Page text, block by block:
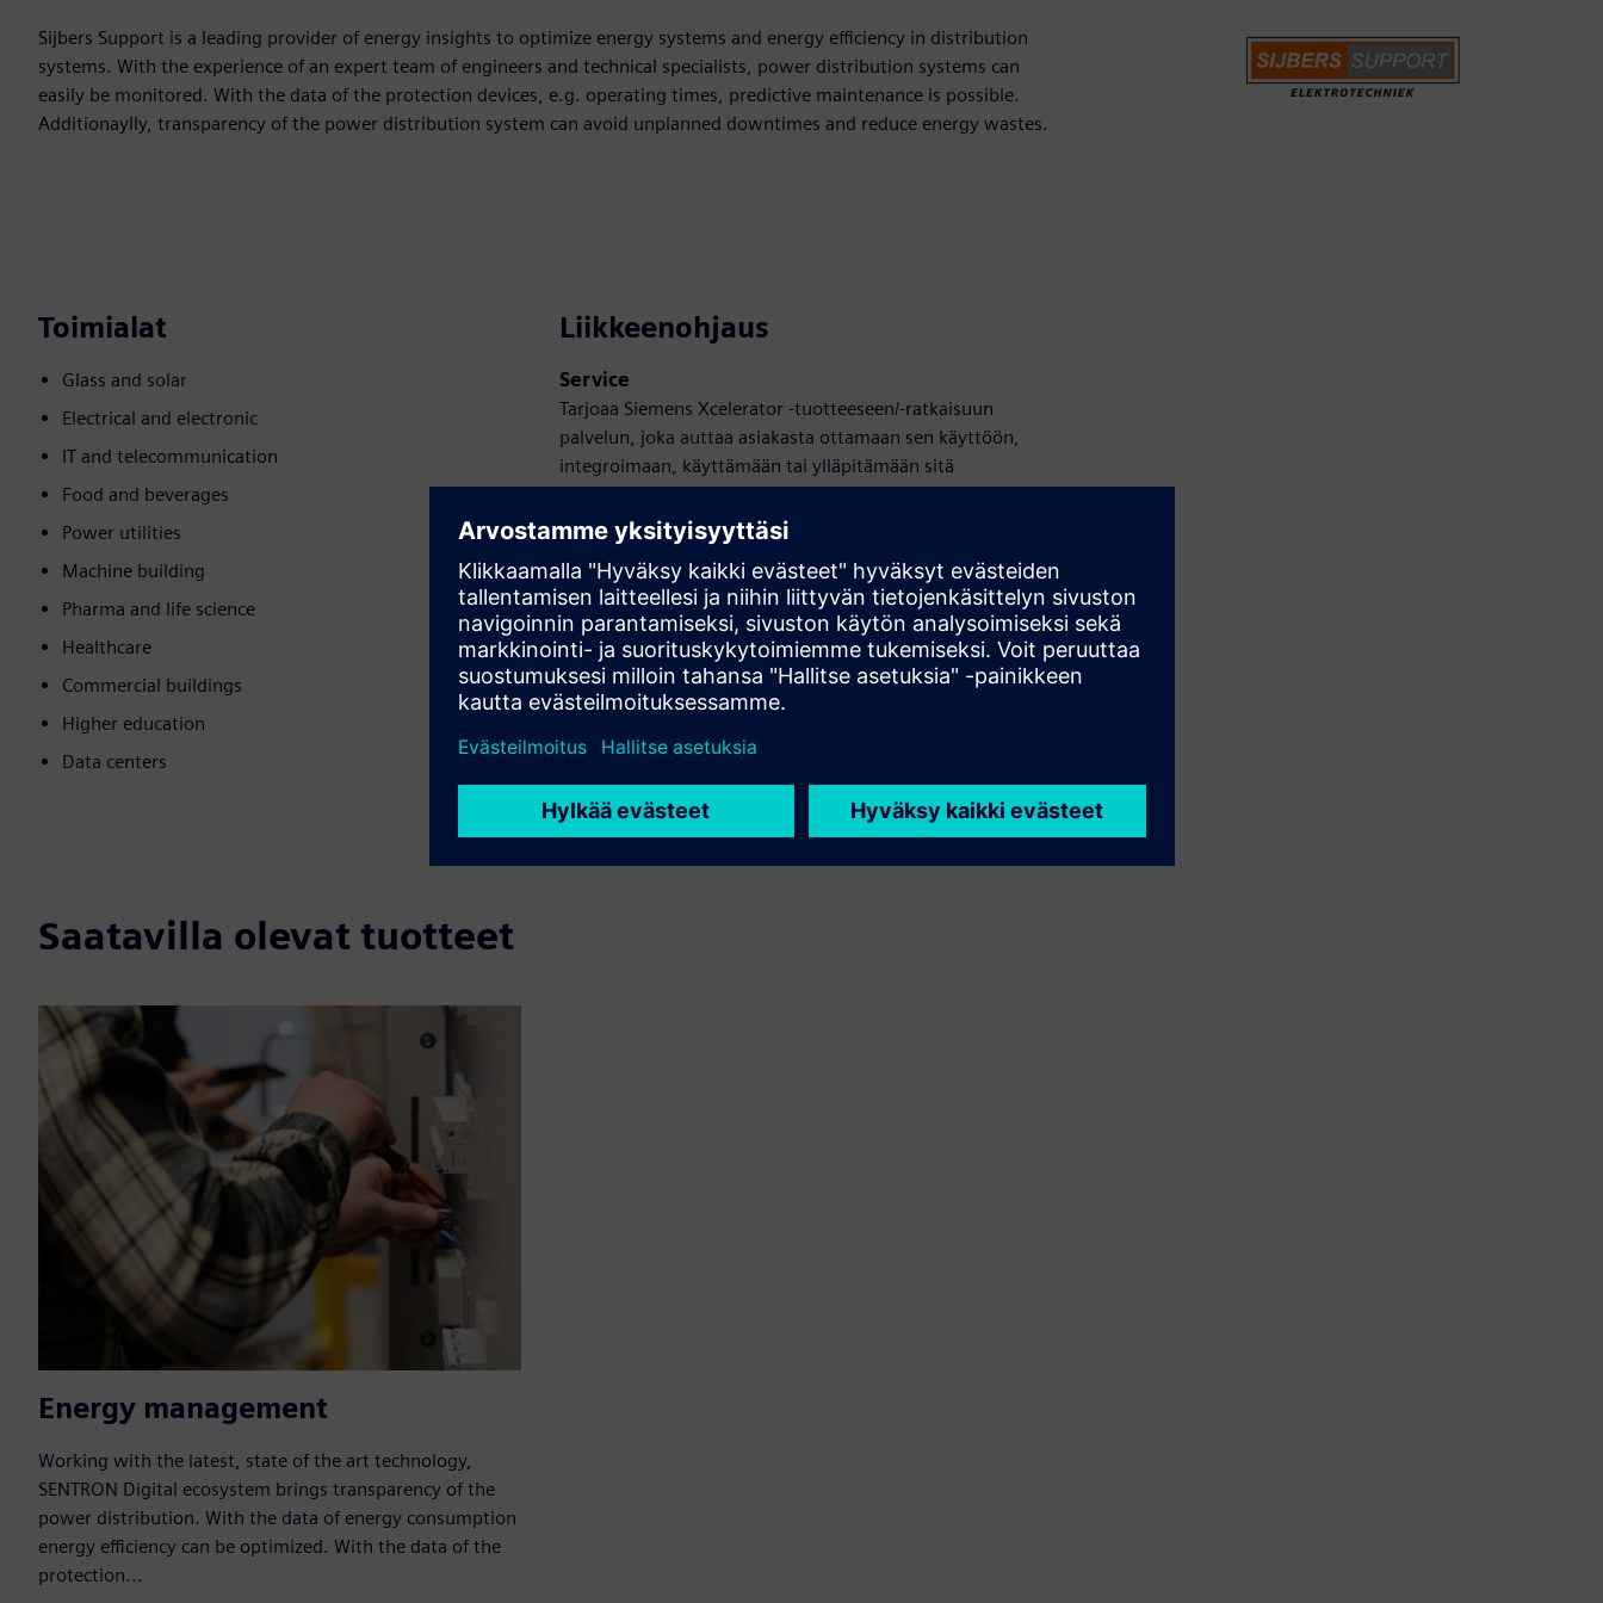
Sijbers Support is a leading provider of energy insights to optimize energy systems and energy efficiency in distribution
systems. With the experience of an expert team of engineers and technical specialists, power distribution systems can
easily be monitored. With the data of the protection devices, e.g. operating times, predictive maintenance is possible.
Additionaylly, transparency of the power distribution system can avoid unplanned downtimes and reduce energy wastes.
Toimialat
Glass and solar
Electrical and electronic
IT and telecommunication
Food and beverages
Power utilities
Machine building
Pharma and life science
Healthcare
Commercial buildings
Higher education
Data centers
Liikkeenohjaus
Service
Tarjoaa Siemens Xcelerator -tuotteeseen/-ratkaisuun
palvelun, joka auttaa asiakasta ottamaan sen käyttöön,
integroimaan, käyttämään tai ylläpitämään sitä
Saatavilla olevat tuotteet
Energy management
Working with the latest, state of the art technology,
SENTRON Digital ecosystem brings transparency of the
power distribution. With the data of energy consumption
energy efficiency can be optimized. With the data of the
protection...